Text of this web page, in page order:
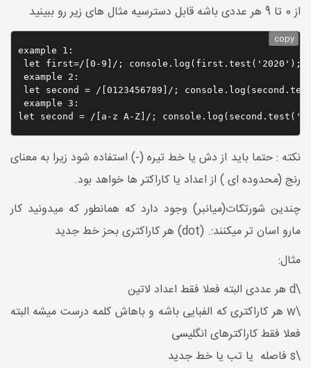
از 0 تا 9 هر عددی باشه قابل دسترسیه مثال های زیر رو ببینید
example 1:
let first=/[0-9]/;
example 2:
let second = /[0123456789]/;
example 3:
let second = /[a-z A-Z]/;
copy
نکته : حتما باید از دش یا خط تیره (-) استفاده شود زیرا به معنای
رنج (محدوده ای ) از اعداد یا کاراکتر ها خواهد بود.
چندین شورتکات(میانبر) وجود دارد که همانطور که میدونید کار
مارو اسان تر میکنند:. (dot) هر کاراکتری بحز خط جدید
مثال:
\d هر عددی البته فعلا فقط اعداد لاتین
\w هر کاراکتری که الفبایی باشه و باهاش کلمه درست میشه البته
فعلا فقط کاراکترهای انگلیسی
\s فاصله یا تب یا خط جدید